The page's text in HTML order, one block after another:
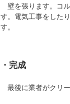
壁を張ります。コ
す。電気工事をした
す。
・完成
最後に業者がクリー